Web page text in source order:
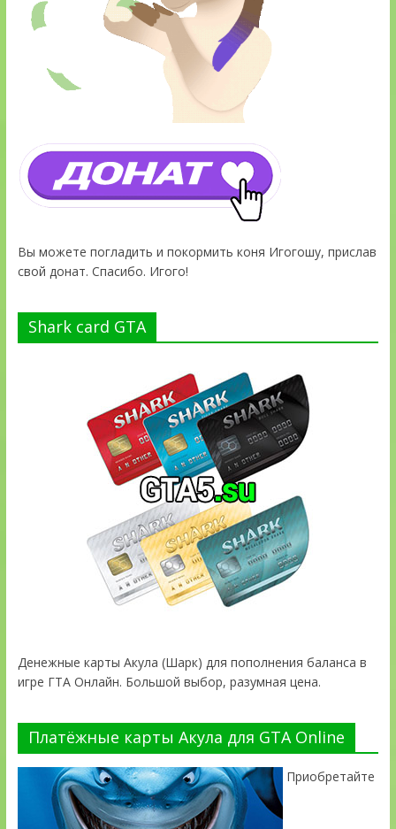
Вы можете погладить и покормить коня Игогошу, прислав
свой донат. Спасибо. Игого!
Shark card GTA
Денежные карты Акула (Шарк) для пополнения баланса в
игре ГТА Онлайн. Большой выбор, разумная цена.
Платёжные карты Акула для GTA Online
Приобретайте